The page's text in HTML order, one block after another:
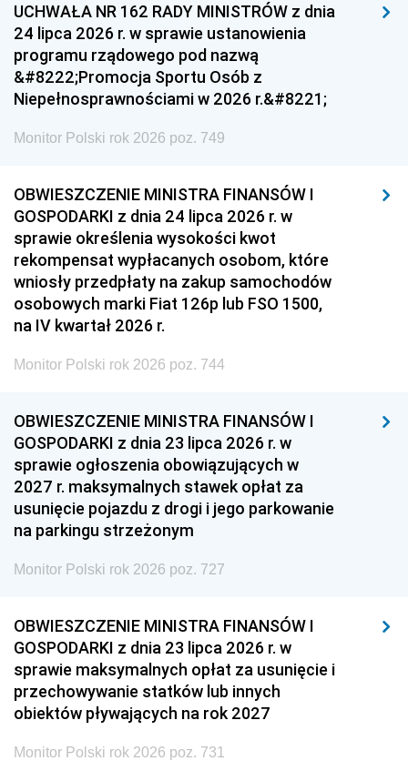
UCHWAŁA NR 162 RADY MINISTRÓW z dnia
24 lipca 2026 r. w sprawie ustanowienia
programu rządowego pod nazwą
&#8222;Promocja Sportu Osób z
Niepełnosprawnościami w 2026 r.&#8221;
Monitor Polski rok 2026 poz. 749
OBWIESZCZENIE MINISTRA FINANSÓW I
GOSPODARKI z dnia 24 lipca 2026 r. w
sprawie określenia wysokości kwot
rekompensat wypłacanych osobom, które
wniosły przedpłaty na zakup samochodów
osobowych marki Fiat 126p lub FSO 1500,
na IV kwartał 2026 r.
Monitor Polski rok 2026 poz. 744
OBWIESZCZENIE MINISTRA FINANSÓW I
GOSPODARKI z dnia 23 lipca 2026 r. w
sprawie ogłoszenia obowiązujących w
2027 r. maksymalnych stawek opłat za
usunięcie pojazdu z drogi i jego parkowanie
na parkingu strzeżonym
Monitor Polski rok 2026 poz. 727
OBWIESZCZENIE MINISTRA FINANSÓW I
GOSPODARKI z dnia 23 lipca 2026 r. w
sprawie maksymalnych opłat za usunięcie i
przechowywanie statków lub innych
obiektów pływających na rok 2027
Monitor Polski rok 2026 poz. 731